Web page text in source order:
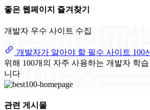
좋은 웹페이지 즐겨찾기
개발자 우수 사이트 수집
개발자가 알아야 할 필수 사이트 100
위해 100개의 자주 사용하는 개발자 학
니다
관련 게시물